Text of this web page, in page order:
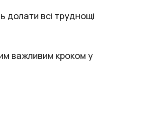
долати всі труднощі
важливим кроком у